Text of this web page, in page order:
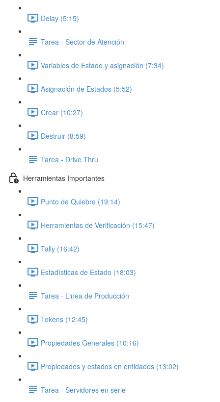
Delay (5:15)
Tarea - Sector de Atención
Variables de Estado y asignación (7:34)
Asignación de Estados (5:52)
Crear (10:27)
Destruir (8:59)
Tarea - Drive Thru
Herramientas Importantes
Punto de Quiebre (19:14)
Herramientas de Verificación (15:47)
Tally (16:42)
Estadísticas de Estado (18:03)
Tarea - Linea de Producción
Tokens (12:45)
Propiedades Generales (10:16)
Propiedades y estados en entidades (13:02)
Tarea - Servidores en serie